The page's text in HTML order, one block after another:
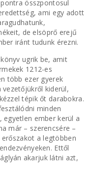
összpontosul
ami egy adott
de elsöprő erejű
iránt tudunk érezni.
ugrik be, amit
1212-es
több ezer gyerek
kiderül,
tépik őt darabokra.
minden
egyetlen ember kerül a
már – szerencsére –
a legtöbben
Ettől
akarjuk látni azt,